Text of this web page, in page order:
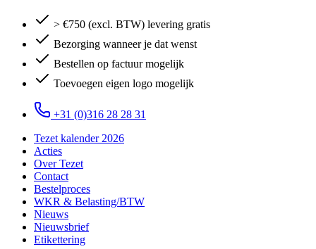
> €750 (excl. BTW) levering gratis
Bezorging wanneer je dat wenst
Bestellen op factuur mogelijk
Toevoegen eigen logo mogelijk
+31 (0)316 28 28 31
Tezet kalender 2026
Acties
Over Tezet
Contact
Bestelproces
WKR & Belasting/BTW
Nieuws
Nieuwsbrief
Etikettering